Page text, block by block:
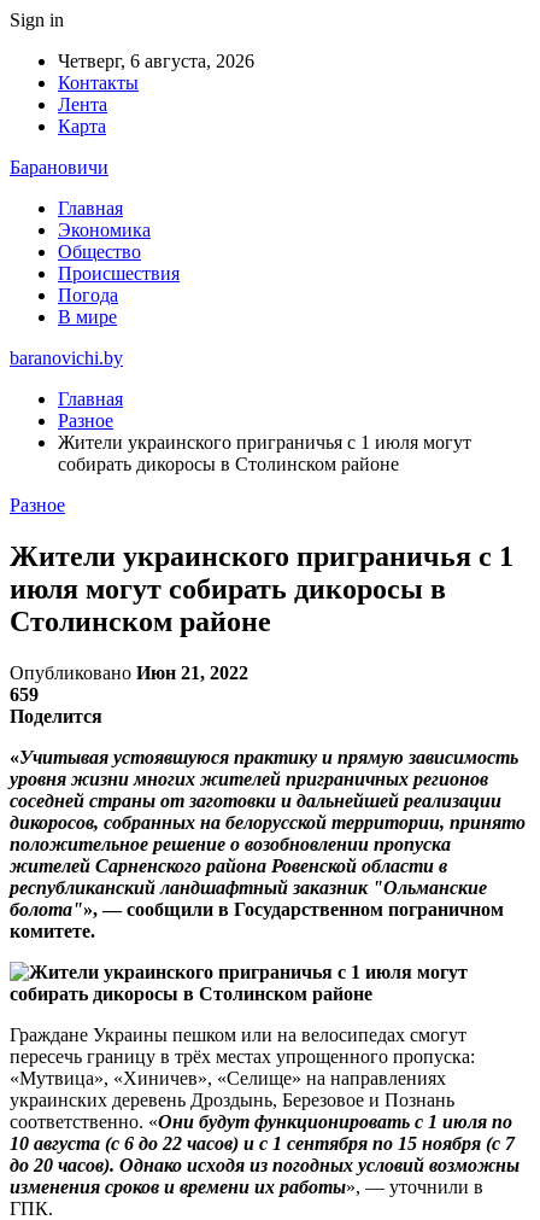
Sign in
Четверг, 6 августа, 2026
Контакты
Лента
Карта
Барановичи
Главная
Экономика
Общество
Происшествия
Погода
В мире
baranovichi.by
Главная
Разное
Жители украинского приграничья с 1 июля могут
собирать дикоросы в Столинском районе
Разное
Жители украинского приграничья с 1
июля могут собирать дикоросы в
Столинском районе
Опубликовано Июн 21, 2022
659
Поделится
«Учитывая устоявшуюся практику и прямую зависимость
уровня жизни многих жителей приграничных регионов
соседней страны от заготовки и дальнейшей реализации
дикоросов, собранных на белорусской территории, принято
положительное решение о возобновлении пропуска
жителей Сарненского района Ровенской области в
республиканский ландшафтный заказник "Ольманские
болота"», — сообщили в Государственном пограничном
комитете.
Граждане Украины пешком или на велосипедах смогут
пересечь границу в трёх местах упрощенного пропуска:
«Мутвица», «Хиничев», «Селище» на направлениях
украинских деревень Дроздынь, Березовое и Познань
соответственно. «Они будут функционировать с 1 июля по
10 августа (с 6 до 22 часов) и с 1 сентября по 15 ноября (с 7
до 20 часов). Однако исходя из погодных условий возможны
изменения сроков и времени их работы», — уточнили в
ГПК.